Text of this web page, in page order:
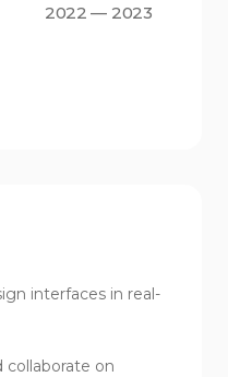
2022 — 2023
interfaces in real-
collaborate on